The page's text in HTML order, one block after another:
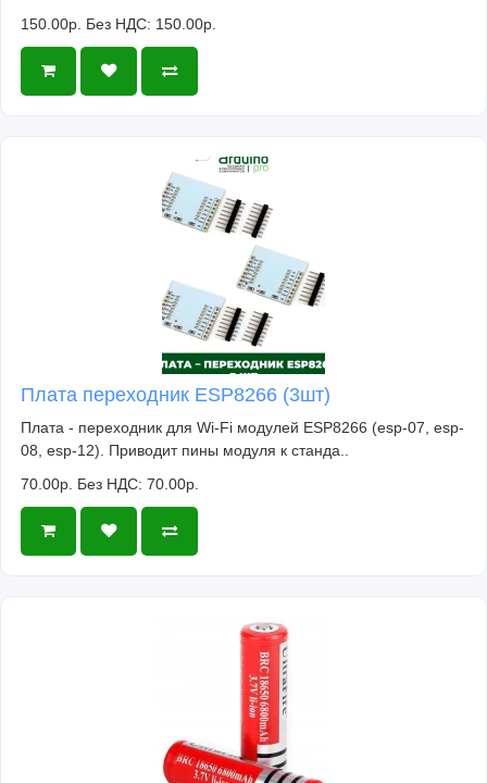
150.00р. Без НДС: 150.00р.
Плата переходник ESP8266 (3шт)
Плата - переходник для Wi-Fi модулей ESP8266 (esp-07, esp-
08, esp-12). Приводит пины модуля к станда..
70.00р. Без НДС: 70.00р.